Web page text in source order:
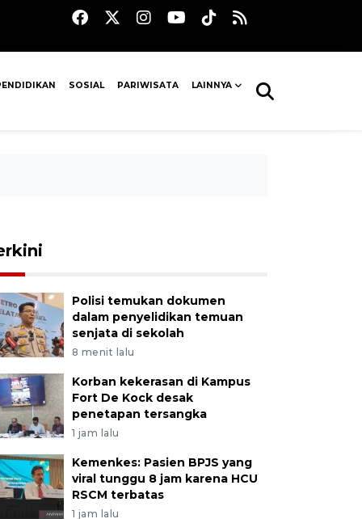
SOSIAL PARIWISATA LAINNYA
Polisi temukan dokumen
dalam penyelidikan temuan
senjata di sekolah
8 menit lalu
Korban kekerasan di Kampus
Fort De Kock desak
penetapan tersangka
1 jam lalu
Kemenkes: Pasien BPJS yang
viral tunggu 8 jam karena HCU
RSCM terbatas
1 jam lalu